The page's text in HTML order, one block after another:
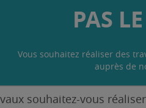
PAS
Vous souhaitez réaliser des
auprès de